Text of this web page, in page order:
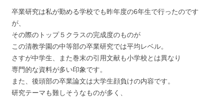
卒業研究は私が勤める学校でも昨年度の6年生で行ったのです
が、
その際のトップ５クラスの完成度のものが
この清教学園の中等部の卒業研究では平均レベル。
さすが中学生、また巻末の引用文献も小学校とは異なり
専門的な資料が多い印象です。
また、後頭部の卒業論文は大学生顔負けの内容です。
研究テーマも難しそうなものが多く、